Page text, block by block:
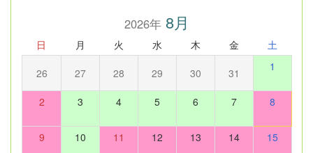
2026年8月
日 月 火 水 木 金 土
26 27 28 29 30 31 1
2 3 4 5 6 7 8
9 10 11 12 13 14 15